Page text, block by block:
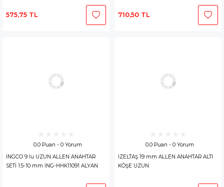
575,75 TL 710,50 TL
0.0 Puan - 0 Yorum
İNGCO 9 lu UZUN ALLEN ANAHTAR
SETİ 1.5-10 mm İNG-HHK11091 ALYAN
0.0 Puan - 0 Yorum
İZELTAŞ 19 mm ALLEN ANAHTAR ALTI
KÖŞE UZUN